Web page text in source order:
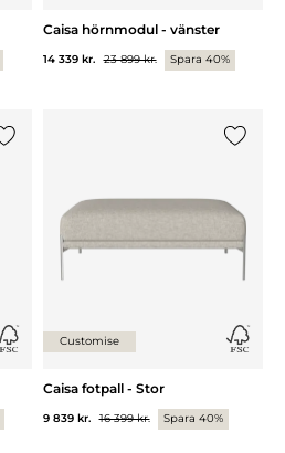
Caisa hörnmodul - vänster
14 339 kr. 23 899 kr. Spara 40%
Customise
Caisa fotpall - Stor
9 839 kr. 16 399 kr. Spara 40%